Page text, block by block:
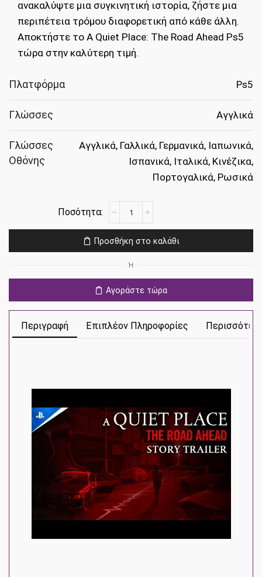
€14.99.
ανακαλύψτε μια συγκινητική ιστορία, ζήστε μια
περιπέτεια τρόμου διαφορετική από κάθε άλλη.
Αποκτήστε το A Quiet Place: The Road Ahead Ps5
τώρα στην καλύτερη τιμή.
Πλατφόρμα Ps5
Γλώσσες Αγγλικά
Γλώσσες
Οθόνης
Αγγλικά, Γαλλικά, Γερμανικά, Ιαπωνικά,
Ισπανικά, Ιταλικά, Κινέζικα,
Πορτογαλικά, Ρωσικά
Place:
The
Ahead
Ps5
ποσότητα
Προσθήκη στο καλάθι
Ή
Αγοράστε τώρα
Περιγραφή Επιπλέον Πληροφορίες